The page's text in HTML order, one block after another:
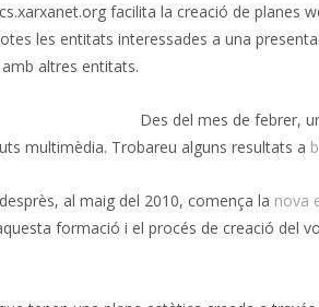
facilita la creació de planes
les entitats interessades a una
altres entitats.
Des del mes de febrer,
multimèdia. Trobareu alguns resultats a
al maig del 2010, comença la nova
formació i el procés de creació del